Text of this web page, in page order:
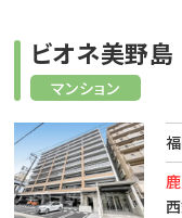
マンション
ビオネ美野島